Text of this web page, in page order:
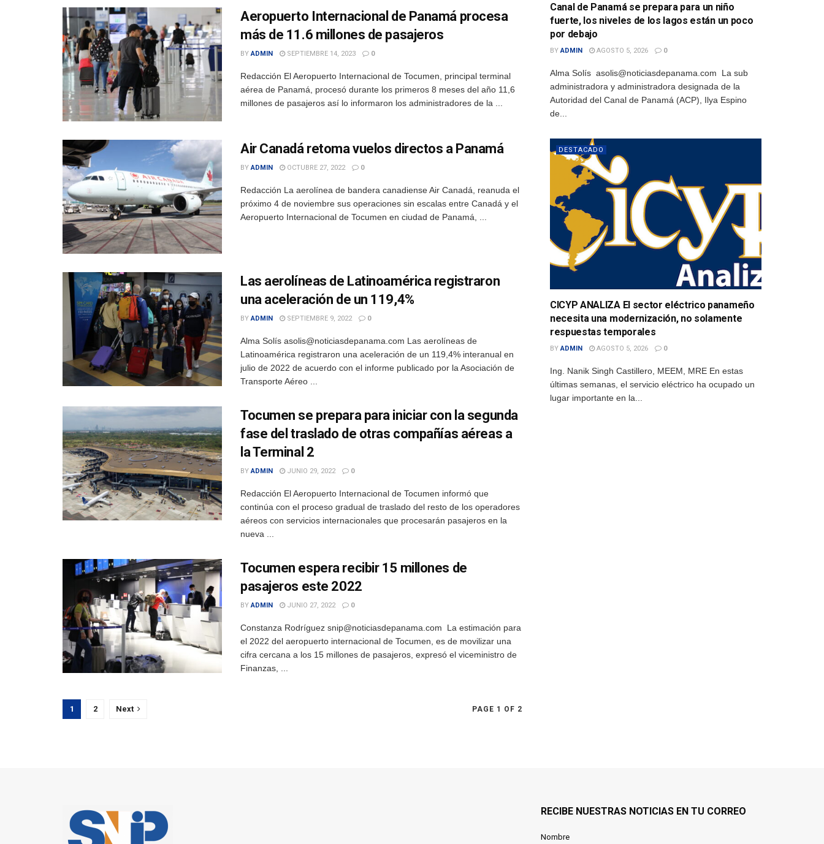
Aeropuerto Internacional de Panamá procesa
más de 11.6 millones de pasajeros
BY ADMIN SEPTIEMBRE 14, 2023 0
Redacción El Aeropuerto Internacional de Tocumen, principal terminal
aérea de Panamá, procesó durante los primeros 8 meses del año 11,6
millones de pasajeros así lo informaron los administradores de la ...
Air Canadá retoma vuelos directos a Panamá
BY ADMIN OCTUBRE 27, 2022 0
Redacción La aerolínea de bandera canadiense Air Canadá, reanuda el
próximo 4 de noviembre sus operaciones sin escalas entre Canadá y el
Aeropuerto Internacional de Tocumen en ciudad de Panamá, ...
Las aerolíneas de Latinoamérica registraron
una aceleración de un 119,4%
BY ADMIN SEPTIEMBRE 9, 2022 0
Alma Solís asolis@noticiasdepanama.com Las aerolíneas de
Latinoamérica registraron una aceleración de un 119,4% interanual en
julio de 2022 de acuerdo con el informe publicado por la Asociación de
Transporte Aéreo ...
Tocumen se prepara para iniciar con la segunda
fase del traslado de otras compañías aéreas a
la Terminal 2
BY ADMIN JUNIO 29, 2022 0
Redacción El Aeropuerto Internacional de Tocumen informó que
continúa con el proceso gradual de traslado del resto de los operadores
aéreos con servicios internacionales que procesarán pasajeros en la
nueva ...
Tocumen espera recibir 15 millones de
pasajeros este 2022
BY ADMIN JUNIO 27, 2022 0
Constanza Rodríguez snip@noticiasdepanama.com La estimación para
el 2022 del aeropuerto internacional de Tocumen, es de movilizar una
cifra cercana a los 15 millones de pasajeros, expresó el viceministro de
Finanzas, ...
PAGE 1 OF 2
1 2 Next
Canal de Panamá se prepara para un niño
fuerte, los niveles de los lagos están un poco
por debajo
BY ADMIN AGOSTO 5, 2026 0
Alma Solís asolis@noticiasdepanama.com La sub
administradora y administradora designada de la
Autoridad del Canal de Panamá (ACP), Ilya Espino
de...
DESTACADO
CICYP ANALIZA El sector eléctrico panameño
necesita una modernización, no solamente
respuestas temporales
BY ADMIN AGOSTO 5, 2026 0
Ing. Nanik Singh Castillero, MEEM, MRE En estas
últimas semanas, el servicio eléctrico ha ocupado un
lugar importante en la...
RECIBE NUESTRAS NOTICIAS EN TU CORREO
Nombre